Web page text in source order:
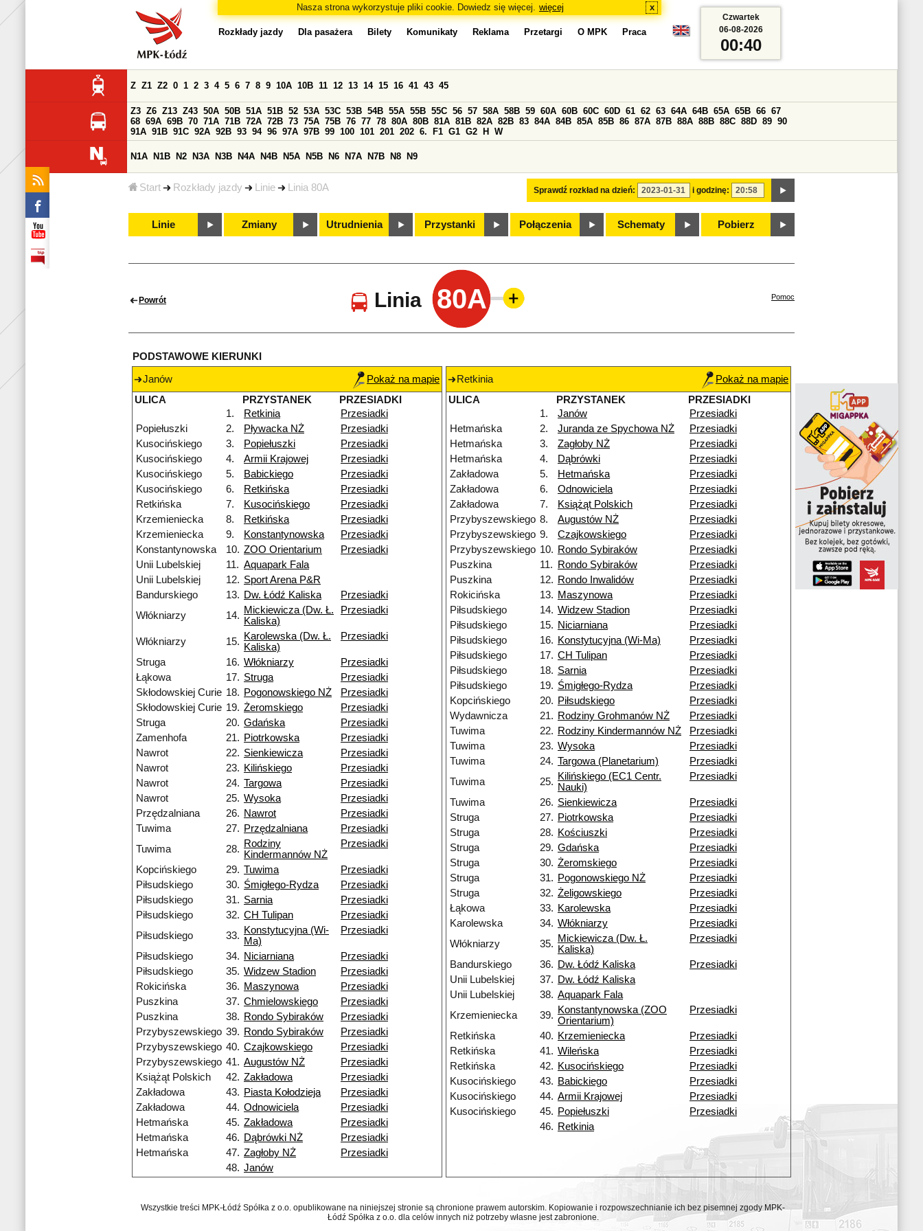
Nasza strona wykorzystuje pliki cookie. Dowiedz się więcej. więcej x
Start Rozkłady jazdy Linie Linia 80A
Rozkłady jazdy Dla pasażera Bilety Komunikaty Reklama Przetargi O MPK Praca
Sprawdź rozkład na dzień: i godzinę:
Z Z1 Z2 0 1 2 3 4 5 6 7 8 9 10A 10B 11 12 13 14 15 16 41 43 45
Z3 Z6 Z13 Z43 50A 50B 51A 51B 52 53A 53C 53B 54B 55A 55B 55C 56 57 58A 58B 59 60A 60B 60C 60D 61 62 63 64A 64B 65A 65B 66 67
68 69A 69B 70 71A 71B 72A 72B 73 75A 75B 76 77 78 80A 80B 81A 81B 82A 82B 83 84A 84B 85A 85B 86 87A 87B 88A 88B 88C 88D 89 90
91A 91B 91C 92A 92B 93 94 96 97A 97B 99 100 101 201 202 6. F1 G1 G2 H W
N1A N1B N2 N3A N3B N4A N4B N5A N5B N6 N7A N7B N8 N9
Linie Zmiany Utrudnienia Przystanki Połączenia Schematy Pobierz
Czwartek
06-08-2026
00:40
Powrót Linia 80A Pomoc
PODSTAWOWE KIERUNKI
Janów
Pokaż na mapie
ULICA
PRZYSTANEK
PRZESIADKI
1.
Retkinia
Przesiadki
Popiełuszki
2. Pływacka NŻ
Przesiadki
Kusocińskiego
3. Popiełuszki
Przesiadki
Kusocińskiego
4. Armii Krajowej
Przesiadki
Kusocińskiego
5. Babickiego
Przesiadki
Kusocińskiego
6. Retkińska
Przesiadki
Retkińska
7. Kusocińskiego
Przesiadki
Krzemieniecka
8. Retkińska
Przesiadki
Krzemieniecka
9. Konstantynowska
Przesiadki
Konstantynowska
10. ZOO Orientarium
Przesiadki
Unii Lubelskiej
11. Aquapark Fala
Unii Lubelskiej
12. Sport Arena P&R
Bandurskiego
13. Dw. Łódź Kaliska
Przesiadki
Włókniarzy
14. Mickiewicza (Dw. Ł.
Kaliska)
Przesiadki
Włókniarzy 15. Karolewska (Dw. Ł.
Kaliska)
Przesiadki
Struga 16. Włókniarzy
Przesiadki
Łąkowa
17. Struga
Przesiadki
Skłodowskiej Curie 18. Pogonowskiego NŻ
Przesiadki
Skłodowskiej Curie 19. Żeromskiego
Przesiadki
Struga
20. Gdańska
Przesiadki
Zamenhofa
21. Piotrkowska
Przesiadki
Nawrot
22. Sienkiewicza
Przesiadki
Nawrot
23. Kilińskiego
Przesiadki
Nawrot
24. Targowa
Przesiadki
Nawrot
25. Wysoka
Przesiadki
Przędzalniana
26. Nawrot
Przesiadki
Tuwima
27. Przędzalniana
Przesiadki
Tuwima
28. Rodziny
Kindermannów NŻ
Przesiadki
Kopcińskiego 29. Tuwima
Przesiadki
Piłsudskiego
30. Śmigłego-Rydza
Przesiadki
Piłsudskiego
31. Sarnia
Przesiadki
Piłsudskiego
32. CH Tulipan
Przesiadki
Piłsudskiego
33. Konstytucyjna (Wi-
Ma)
Przesiadki
Piłsudskiego 34. Niciarniana
Przesiadki
Piłsudskiego
35. Widzew Stadion
Przesiadki
Rokicińska
36. Maszynowa
Przesiadki
Puszkina
37. Chmielowskiego
Przesiadki
Puszkina
38. Rondo Sybiraków
Przesiadki
Przybyszewskiego 39. Rondo Sybiraków
Przesiadki
Przybyszewskiego 40. Czajkowskiego
Przesiadki
Przybyszewskiego 41. Augustów NŻ
Przesiadki
Książąt Polskich
42. Zakładowa
Przesiadki
Zakładowa
43. Piasta Kołodzieja
Przesiadki
Zakładowa
44. Odnowiciela
Przesiadki
Hetmańska
45. Zakładowa
Przesiadki
Hetmańska
46. Dąbrówki NŻ
Przesiadki
Hetmańska
47. Zagłoby NŻ
Przesiadki
48. Janów
Retkinia
Pokaż na mapie
ULICA
PRZYSTANEK
PRZESIADKI
1.
Janów
Przesiadki
Hetmańska
2. Juranda ze Spychowa NŻ
Przesiadki
Hetmańska
3. Zagłoby NŻ
Przesiadki
Hetmańska
4. Dąbrówki
Przesiadki
Zakładowa
5. Hetmańska
Przesiadki
Zakładowa
6. Odnowiciela
Przesiadki
Zakładowa
7. Książąt Polskich
Przesiadki
Przybyszewskiego 8. Augustów NŻ
Przesiadki
Przybyszewskiego 9. Czajkowskiego
Przesiadki
Przybyszewskiego 10. Rondo Sybiraków
Przesiadki
Puszkina
11. Rondo Sybiraków
Przesiadki
Puszkina
12. Rondo Inwalidów
Przesiadki
Rokicińska
13. Maszynowa
Przesiadki
Piłsudskiego
14. Widzew Stadion
Przesiadki
Piłsudskiego
15. Niciarniana
Przesiadki
Piłsudskiego
16. Konstytucyjna (Wi-Ma)
Przesiadki
Piłsudskiego
17. CH Tulipan
Przesiadki
Piłsudskiego
18. Sarnia
Przesiadki
Piłsudskiego
19. Śmigłego-Rydza
Przesiadki
Kopcińskiego
20. Piłsudskiego
Przesiadki
Wydawnicza
21. Rodziny Grohmanów NŻ
Przesiadki
Tuwima
22. Rodziny Kindermannów NŻ
Przesiadki
Tuwima
23. Wysoka
Przesiadki
Tuwima
24. Targowa (Planetarium)
Przesiadki
Tuwima
25. Kilińskiego (EC1 Centr.
Nauki)
Przesiadki
Tuwima 26. Sienkiewicza
Przesiadki
Struga
27. Piotrkowska
Przesiadki
Struga
28. Kościuszki
Przesiadki
Struga
29. Gdańska
Przesiadki
Struga
30. Żeromskiego
Przesiadki
Struga
31. Pogonowskiego NŻ
Przesiadki
Struga
32. Żeligowskiego
Przesiadki
Łąkowa
33. Karolewska
Przesiadki
Karolewska
34. Włókniarzy
Przesiadki
Włókniarzy
35. Mickiewicza (Dw. Ł.
Kaliska)
Przesiadki
Bandurskiego 36. Dw. Łódź Kaliska
Przesiadki
Unii Lubelskiej
37. Dw. Łódź Kaliska
Unii Lubelskiej
38. Aquapark Fala
Krzemieniecka
39. Konstantynowska (ZOO
Orientarium)
Przesiadki
Retkińska 40. Krzemieniecka
Przesiadki
Retkińska
41. Wileńska
Przesiadki
Retkińska
42. Kusocińskiego
Przesiadki
Kusocińskiego
43. Babickiego
Przesiadki
Kusocińskiego
44. Armii Krajowej
Przesiadki
Kusocińskiego
45. Popiełuszki
Przesiadki
46. Retkinia
Wszystkie treści MPK-Łódź Spółka z o.o. opublikowane na niniejszej stronie są chronione prawem autorskim. Kopiowanie i rozpowszechnianie ich bez pisemnej zgody MPK-
Łódź Spółka z o.o. dla celów innych niż potrzeby własne jest zabronione.